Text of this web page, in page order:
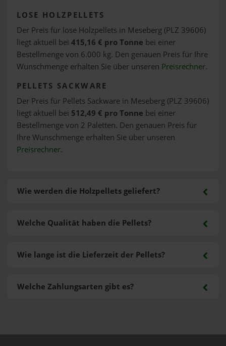
LOSE HOLZPELLETS
Der Preis für lose Holzpellets in Meseberg (PLZ 39606)
liegt aktuell bei 415,16 € pro Tonne bei einer
Bestellmenge von 6.000 kg. Den genauen Preis für Ihre
Wunschmenge erhalten Sie über unseren Preisrechner.
PELLETS SACKWARE
Der Preis für Pellets Sackware in Meseberg (PLZ 39606)
liegt aktuell bei 512,49 € pro Tonne bei einer
Bestellmenge von 2 Paletten. Den genauen Preis für
Ihre Wunschmenge erhalten Sie über unseren
Preisrechner.
Wie werden die Holzpellets geliefert?
Welche Zahlungsarten gibt es?
Welche Qualität haben die Pellets?
Wie lange ist die Lieferzeit der Pellets?